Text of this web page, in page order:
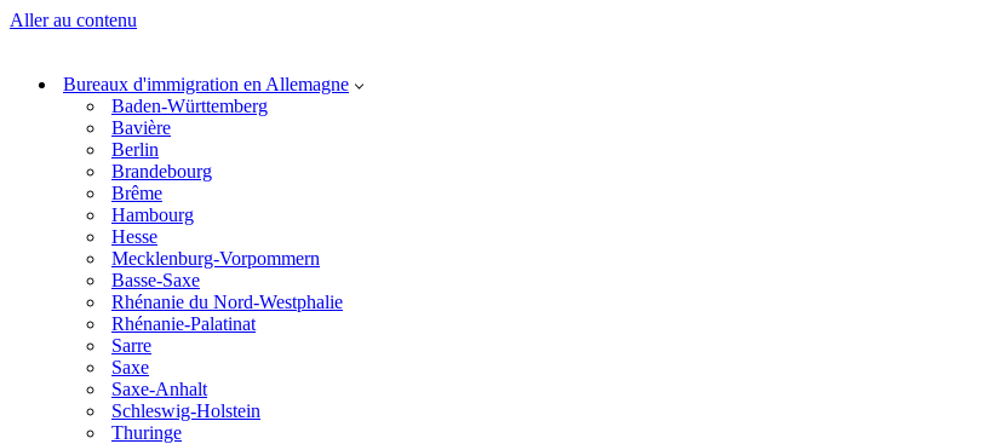
Aller au contenu
Bureaux d'immigration en Allemagne
Baden-Württemberg
Bavière
Berlin
Brandebourg
Brême
Hambourg
Hesse
Mecklenburg-Vorpommern
Basse-Saxe
Rhénanie du Nord-Westphalie
Rhénanie-Palatinat
Sarre
Saxe
Saxe-Anhalt
Schleswig-Holstein
Thuringe